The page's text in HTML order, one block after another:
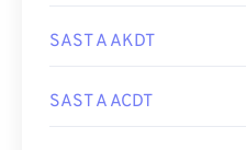
SAST A AKDT
SAST A ACDT